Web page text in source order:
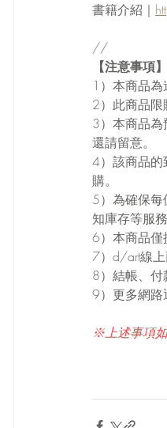
書籍介紹｜
//
【注意事項】
1）本商品
2）此商品限
3）本商品為
還請留意。
4）該商品的
購。
5）為確保
知庫存等服務
6）本商品僅
7）d/art線
8）結帳、
9）更多網路
※上述事項